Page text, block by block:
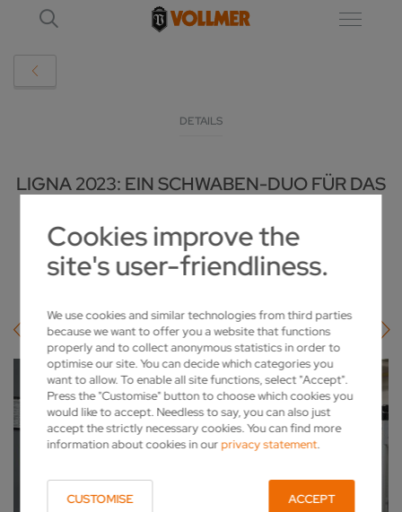
Cookies improve the
site's user-friendliness.
We use cookies and similar technologies from third parties
because we want to offer you a website that functions
properly and to collect anonymous statistics in order to
optimise our site. You can decide which categories you
want to allow. To enable all site functions, select "Accept".
Press the "Customise" button to choose which cookies you
would like to accept. Needless to say, you can also just
accept the strictly necessary cookies. You can find more
information about cookies in ourprivacy statement.
CUSTOMISE ACCEPT
DETAILS
LIGNA 2023: EIN SCHWABEN-DUO FÜR DAS
2023-02-16